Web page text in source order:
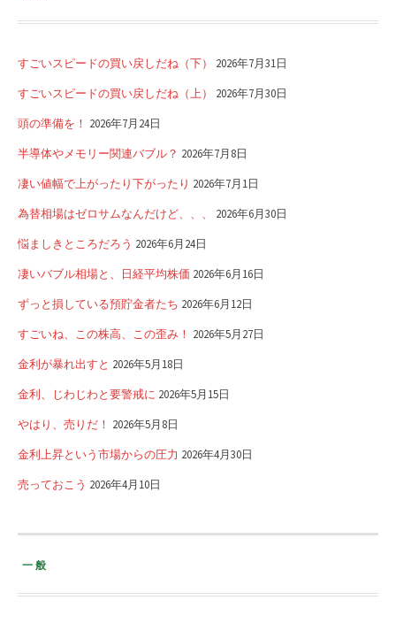
すごいスピードの買い戻しだね（下） 2026年7月31日
すごいスピードの買い戻しだね（上） 2026年7月30日
頭の準備を！ 2026年7月24日
半導体やメモリー関連バブル？ 2026年7月8日
凄い値幅で上がったり下がったり 2026年7月1日
為替相場はゼロサムなんだけど、、、 2026年6月30日
悩ましきところだろう 2026年6月24日
凄いバブル相場と、日経平均株価 2026年6月16日
ずっと損している預貯金者たち 2026年6月12日
すごいね、この株高、この歪み！ 2026年5月27日
金利が暴れ出すと 2026年5月18日
金利、じわじわと要警戒に 2026年5月15日
やはり、売りだ！ 2026年5月8日
金利上昇という市場からの圧力 2026年4月30日
売っておこう 2026年4月10日
一般